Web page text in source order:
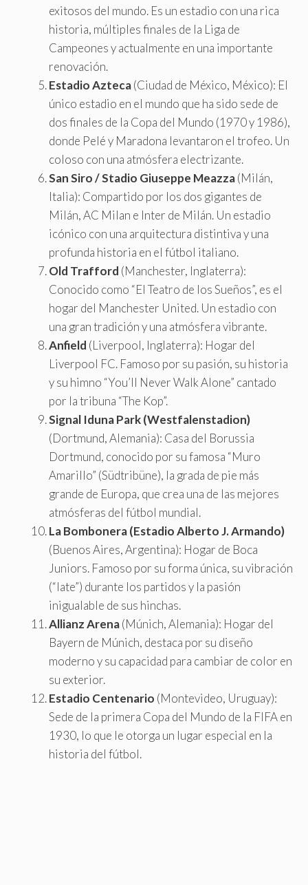
exitosos del mundo. Es un estadio con una rica
historia, múltiples finales de la Liga de
Campeones y actualmente en una importante
renovación.
Estadio Azteca(Ciudad de México, México): El
único estadio en el mundo que ha sido sede de
dos finales de la Copa del Mundo (1970 y 1986),
donde Pelé y Maradona levantaron el trofeo. Un
coloso con una atmósfera electrizante.
San Siro / Stadio Giuseppe Meazza(Milán,
Italia): Compartido por los dos gigantes de
Milán, AC Milan e Inter de Milán. Un estadio
icónico con una arquitectura distintiva y una
profunda historia en el fútbol italiano.
Old Trafford (Manchester, Inglaterra):
Conocido como “El Teatro de los Sueños”, es el
hogar del Manchester United. Un estadio con
una gran tradición y una atmósfera vibrante.
Anfield (Liverpool, Inglaterra): Hogar del
Liverpool FC. Famoso por su pasión, su historia
y su himno “You’ll Never Walk Alone” cantado
por la tribuna “The Kop”.
Signal Iduna Park (Westfalenstadion)
(Dortmund, Alemania): Casa del Borussia
Dortmund, conocido por su famosa “Muro
Amarillo” (Südtribüne), la grada de pie más
grande de Europa, que crea una de las mejores
atmósferas del fútbol mundial.
La Bombonera (Estadio Alberto J. Armando)
(Buenos Aires, Argentina): Hogar de Boca
Juniors. Famoso por su forma única, su vibración
(“late”) durante los partidos y la pasión
inigualable de sus hinchas.
Allianz Arena(Múnich, Alemania): Hogar del
Bayern de Múnich, destaca por su diseño
moderno y su capacidad para cambiar de color en
su exterior.
Estadio Centenario (Montevideo, Uruguay):
Sede de la primera Copa del Mundo de la FIFA en
1930, lo que le otorga un lugar especial en la
historia del fútbol.